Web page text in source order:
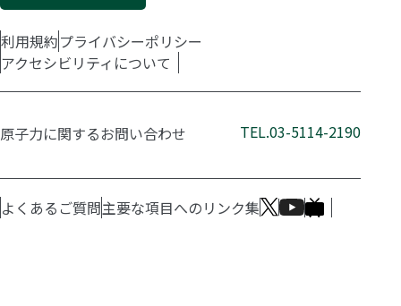
利用規約プライバシーポリシー
アクセシビリティについて
原子力に関するお問い合わせ TEL.03-5114-2190
よくあるご質問主要な項目へのリンク集